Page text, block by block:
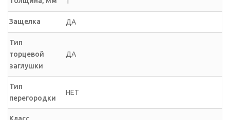
Защелка ДА
Тип
торцевой
заглушки
ДА
Тип
перегородки
НЕТ
Класс